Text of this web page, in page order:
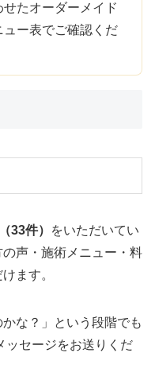
たオーダーメイド
ー表でご確認くだ
33件）
をいただいてい
声・施術メニュー・料
ます。
な？」という段階でも
ッセージをお送りくだ